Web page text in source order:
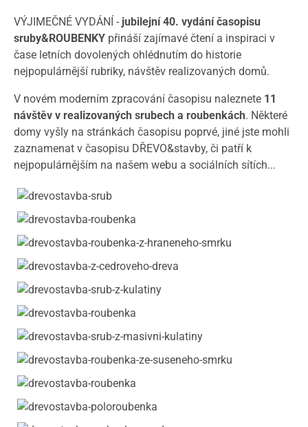
VÝJIMEČNÉ VYDÁNÍ - jubilejní 40. vydání časopisu
sruby&ROUBENKY přináší zajímavé čtení a inspiraci v
čase letních dovolených ohlédnutím do historie
nejpopulárnější rubriky, návštěv realizovaných domů.
V novém moderním zpracování časopisu naleznete 11
návštěv v realizovaných srubech a roubenkách. Některé
domy vyšly na stránkách časopisu poprvé, jiné jste mohli
zaznamenat v časopisu DŘEVO&stavby, či patří k
nejpopulárnějším na našem webu a sociálních sítích...